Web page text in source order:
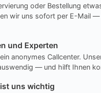
oder Bestellung
wir uns sofort per E-Mail
und Experten
anonymes Callcenter.
— und hilft Ihnen
uns wichtig